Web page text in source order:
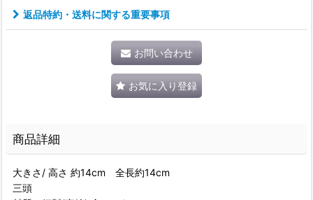
返品特約・送料に関する重要事項
お問い合わせ
お気に入り登録
商品詳細
大きさ/ 高さ 約14cm 全長約14cm
三頭